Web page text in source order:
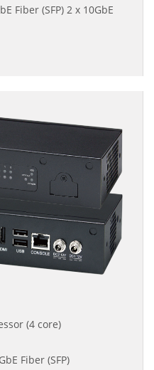
Fiber (SFP) 2 x 10GbE
(4 core)
Fiber (SFP)